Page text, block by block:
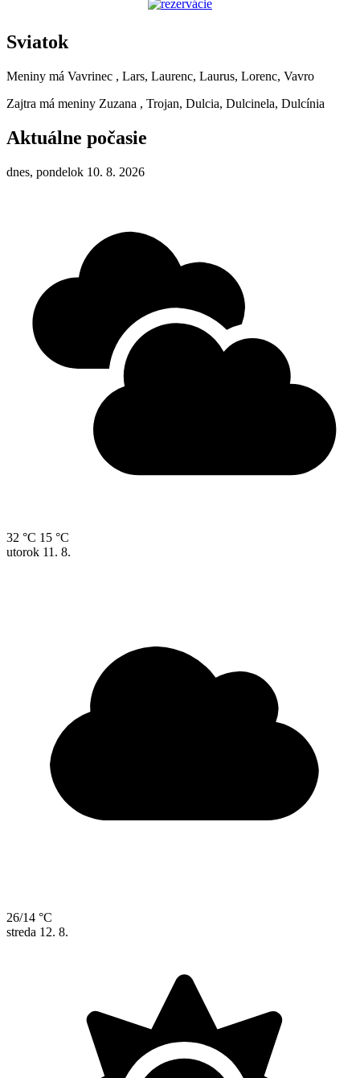
Sviatok
Meniny má Vavrinec , Lars, Laurenc, Laurus, Lorenc, Vavro
Zajtra má meniny Zuzana , Trojan, Dulcia, Dulcinela, Dulcínia
Aktuálne počasie
dnes, pondelok 10. 8. 2026
32 °C 15 °C
utorok 11. 8.
26/14 °C
streda 12. 8.